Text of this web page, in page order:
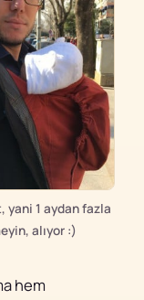
yani 1 aydan fazla
alıyor :)
hem